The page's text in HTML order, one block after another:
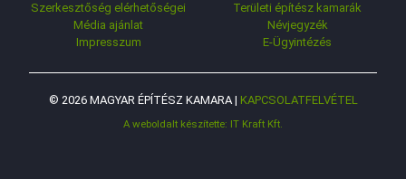
Szerkesztőség elérhetőségei
Média ajánlat
Impresszum
Területi építész kamarák
Névjegyzék
E-Ügyintézés
© 2026 MAGYAR ÉPÍTÉSZ KAMARA | KAPCSOLATFELVÉTEL
A weboldalt készítette: IT Kraft Kft.